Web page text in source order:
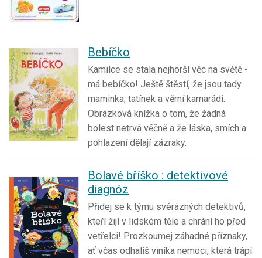
Bebíčko
Kamilce se stala nejhorší věc na světě -
má bebíčko! Ještě štěstí, že jsou tady
maminka, tatínek a věrní kamarádi.
Obrázková knížka o tom, že žádná
bolest netrvá věčně a že láska, smích a
pohlazení dělají zázraky.
Bolavé bříško : detektivové
diagnóz
Přidej se k týmu svérázných detektivů,
kteří žijí v lidském těle a chrání ho před
vetřelci! Prozkoumej záhadné příznaky,
ať včas odhalíš viníka nemoci, která trápí